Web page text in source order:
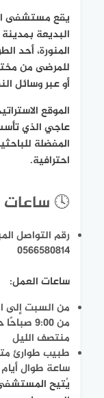
يقع مستشفى
البديعة
المنورة، أحد
للمرضى من
أو عبر وسائل
الموقع
المفضلة
احترافية.
🕓 ساعات
رقم التواصل
0566580814
ساعات العمل:
من السبت إلى
منتصف الليل
ساعة طوال أيام
يُتيح المستشفى